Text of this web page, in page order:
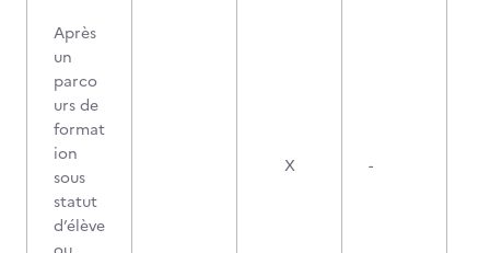
Après
un
parco
urs de
format
ion
sous
statut
d’élève
X -